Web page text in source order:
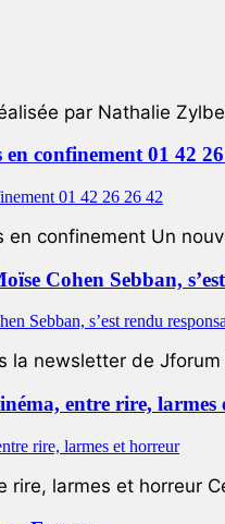
par Nathalie
confinement 01 42
en confinement Un
Cohen Sebban,
la newsletter de
entre rire,
larmes et horreur